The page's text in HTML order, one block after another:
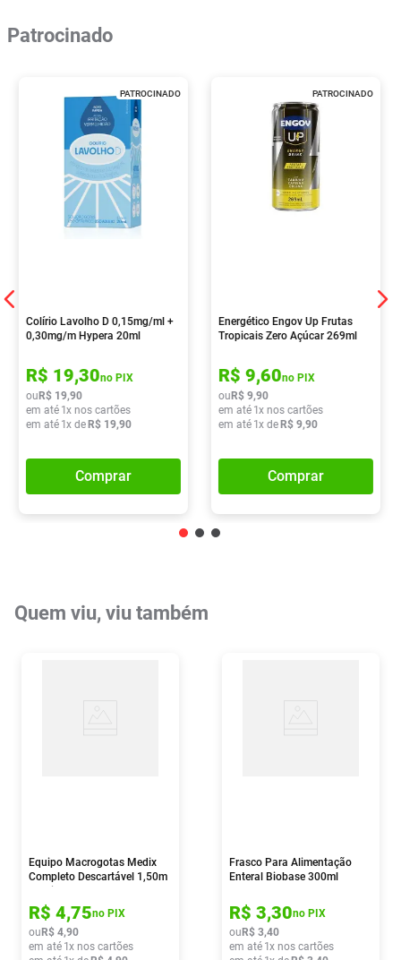
Patrocinado
PATROCINADO
Colírio Lavolho D 0,15mg/ml +
0,30mg/m Hypera 20ml
R$ 19,30no PIX
ou R$ 19,90
em até 1x nos cartões
em até 1x de R$ 19,90
Comprar
PATROCINADO
Energético Engov Up Frutas
Tropicais Zero Açúcar 269ml
R$ 9,60no PIX
ou R$ 9,90
em até 1x nos cartões
em até 1x de R$ 9,90
Comprar
Quem viu, viu também
Equipo Macrogotas Medix
Completo Descartável 1,50m
R$ 4,75no PIX
ou R$ 4,90
em até 1x nos cartões
Frasco Para Alimentação
Enteral Biobase 300ml
R$ 3,30no PIX
ou R$ 3,40
em até 1x nos cartões